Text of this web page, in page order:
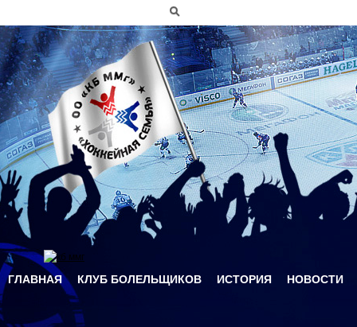
ГЛАВНАЯ КЛУБ БОЛЕЛЬЩИКОВ ИСТОРИЯ НОВОСТИ